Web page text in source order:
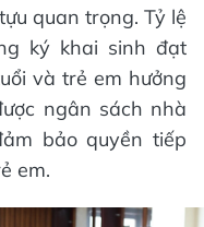
quan trọng. Tỷ lệ
ký khai sinh đạt
và trẻ em hưởng
ngân sách nhà
bảo quyền tiếp
em.